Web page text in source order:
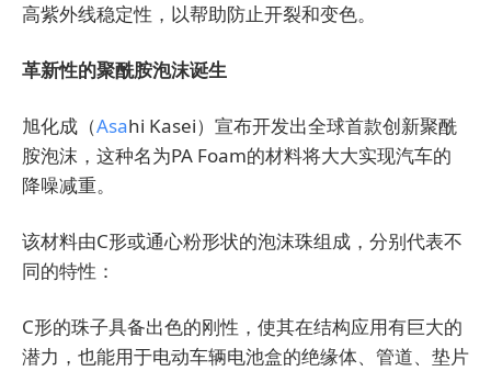
高紫外线稳定性，以帮助防止开裂和变色。
革新性的聚酰胺泡沫诞生
旭化成（Asahi Kasei）宣布开发出全球首款创新聚酰
胺泡沫，这种名为PA Foam的材料将大大实现汽车的
降噪减重。
该材料由C形或通心粉形状的泡沫珠组成，分别代表不
同的特性：
C形的珠子具备出色的刚性，使其在结构应用有巨大的
潜力，也能用于电动车辆电池盒的绝缘体、管道、垫片